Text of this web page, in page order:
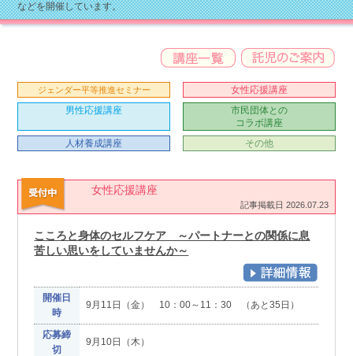
などを開催しています。
ジェンダー平等推進セミナー
女性応援講座
男性応援講座
市民団体との
コラボ講座
人材養成講座
その他
女性応援講座
記事掲載日 2026.07.23
こころと身体のセルフケア ～パートナーとの関係に息
苦しい思いをしていませんか～
開催日
時
9月11日（金） 10：00～11：30 （あと35日）
応募締
切
9月10日（木）